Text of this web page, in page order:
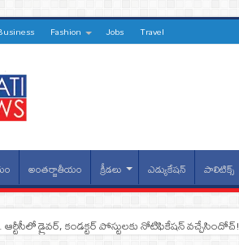
Fashion Jobs Travel
అంతర్జాతీయం క్రీడలు ఎడ్యుకేషన్ పాలిటిక్స్
ఆర్టీసీలో డ్రైవర్, కండక్టర్‌ పోస్టులకు నోటిఫికేషన్‌ వచ్చేసిందోచ్‌!